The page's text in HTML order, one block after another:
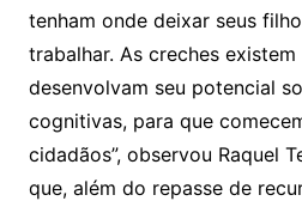
tenham onde deixar seus
trabalhar. As creches
desenvolvam seu potencial
cognitivas, para que
cidadãos”, observou Raquel
que, além do repasse de